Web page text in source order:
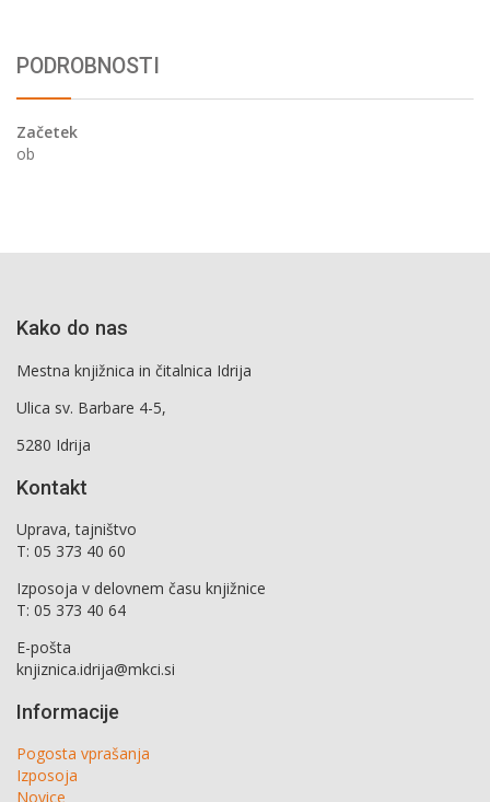
PODROBNOSTI
Začetek
ob
Kako do nas
Mestna knjižnica in čitalnica Idrija
Ulica sv. Barbare 4-5,
5280 Idrija
Kontakt
Uprava, tajništvo
T: 05 373 40 60
Izposoja v delovnem času knjižnice
T: 05 373 40 64
E-pošta
knjiznica.idrija@mkci.si
Informacije
Pogosta vprašanja
Izposoja
Novice